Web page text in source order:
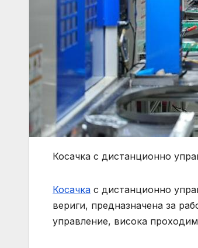
Косачка с дистанционно
Косачка с дистанционно
вериги, предназначена за
управление, висока